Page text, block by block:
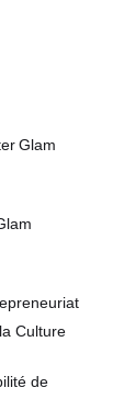
Glam
Culture
de